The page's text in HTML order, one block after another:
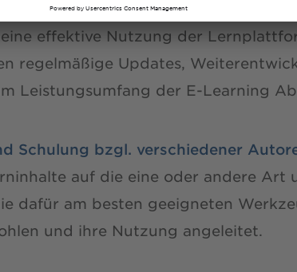
angeboten sowie Anleitungen
effektive Nutzung der
regelmäßige Updates,
Leistungsumfang der E-Learning
Schulung bzgl. verschiedener
auf die eine oder andere Art
dafür am besten geeigneten
und ihre Nutzung angeleitet.